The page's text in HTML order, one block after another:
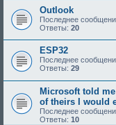
Outlook
Последнее
Ответы: 20
ESP32
Последнее
Ответы: 29
Microsoft told
of theirs I would
Последнее
Ответы: 10